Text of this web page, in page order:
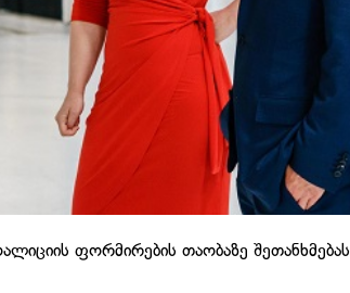
ფორმირების თაობაზე შეთანხმებას